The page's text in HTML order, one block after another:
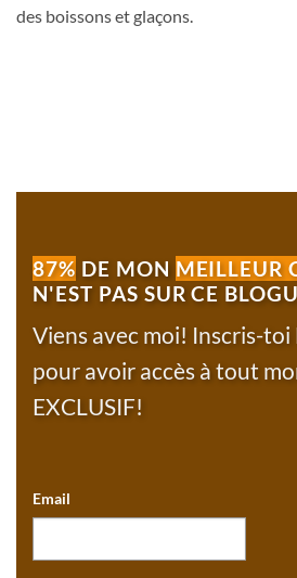
des boissons et glaçons.
87%DE MON MEILLEUR
N'EST PAS SUR CE
Viens avec moi! Inscris-
pour avoir accès à tout
EXCLUSIF!
Email